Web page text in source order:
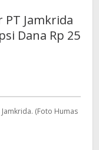
PT Jamkrida
Dana Rp 25
(Foto Humas